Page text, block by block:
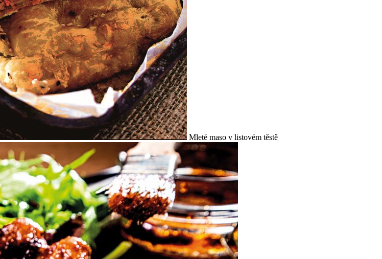
Mleté maso v listovém těstě